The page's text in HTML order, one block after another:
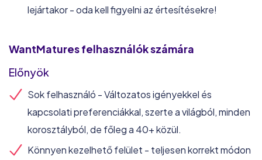
lejártakor - oda kell figyelni az értesítésekre!
WantMaturesfelhasználók számára
Előnyök
Sok felhasználó - Változatos igényekkel és
kapcsolati preferenciákkal, szerte a világból, minden
korosztályból, de főleg a 40+ közül.
Könnyen kezelhető felület - teljesen korrekt módon